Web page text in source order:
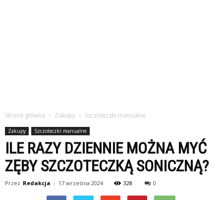
Strona główna Zakupy Szczoteczki manualne
Zakupy Szczoteczki manualne
ILE RAZY DZIENNIE MOŻNA MYĆ
ZĘBY SZCZOTECZKĄ SONICZNĄ?
Przez Redakcja - 17 września 2024 328 0